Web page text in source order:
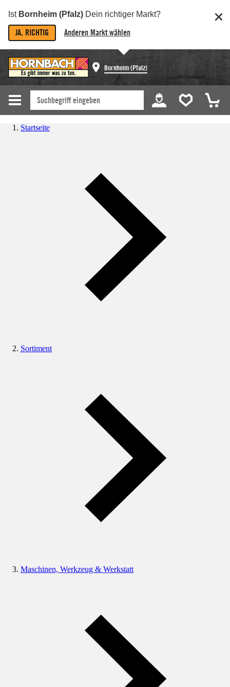
Ist Bornheim (Pfalz) Dein richtiger Markt?
JA, RICHTIG Anderen Markt wählen
Bornheim (Pfalz)
Startseite
Sortiment
Maschinen, Werkzeug & Werkstatt